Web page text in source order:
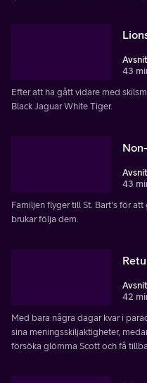
43
Efter att ha gått vidare med
Black Jaguar White Tiger.
43
Familjen flyger till St. Bart's för
brukar följa dem.
42
Med bara några dagar kvar i
sina meningsskiljaktigheter,
försöka glömma Scott och få